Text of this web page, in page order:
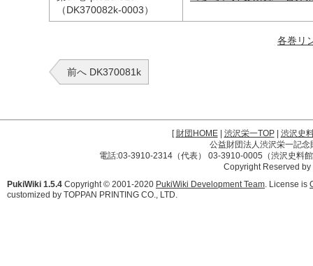
（DK370082k-0003）
各巻リ
前へ DK370081k
[財団HOME| 渋沢栄一TOP| 渋沢史
公益財団法人渋沢栄一記
電話:03-3910-2314（代表） 03-3910-0005（渋沢史料
Copyright Reserved
PukiWiki 1.5.4 Copyright © 2001-2020 PukiWiki Development Team. License is
customized by TOPPAN PRINTING CO., LTD.